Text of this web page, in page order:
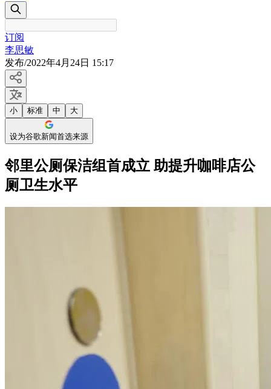
订阅
李思敏
发布/2022年4月24日 15:17
小 标准 中 大
设为谷歌新闻首选来源
邻里公厕保洁组首成立 助提升咖啡店公
厕卫生水平